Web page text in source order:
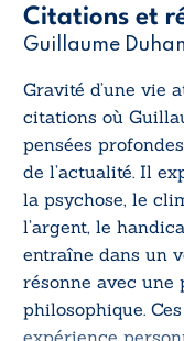
Citations et
Guillaume
Gravité d’une vie
citations où
pensées
de l’actualité. Il
la psychose, le
l’argent, le
entraîne dans un
résonne avec une
philosophique.
expérience